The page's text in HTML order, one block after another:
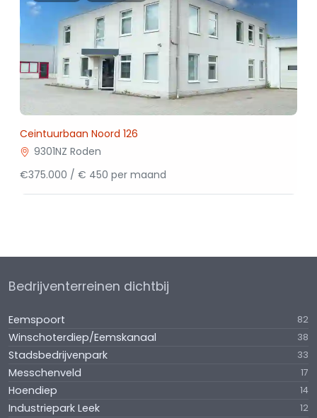
Ceintuurbaan Noord 126
9301NZ Roden
€375.000 / € 450 per maand
Bedrijventerreinen dichtbij
Eemspoort 82
Winschoterdiep/Eemskanaal 38
Stadsbedrijvenpark 33
Messchenveld 17
Hoendiep 14
Industriepark Leek 12